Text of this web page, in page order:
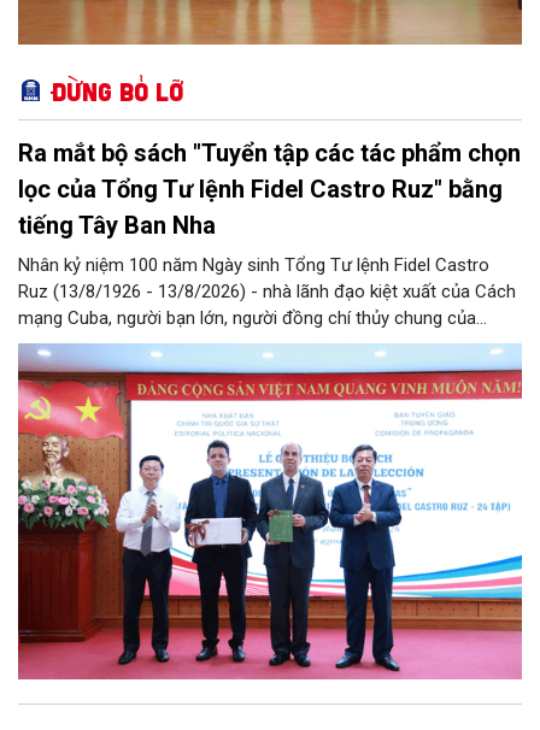
Đừng bỏ lỡ
Ra mắt bộ sách "Tuyển tập các tác phẩm chọn
lọc của Tổng Tư lệnh Fidel Castro Ruz" bằng
tiếng Tây Ban Nha
Nhân kỷ niệm 100 năm Ngày sinh Tổng Tư lệnh Fidel Castro
Ruz (13/8/1926 - 13/8/2026) - nhà lãnh đạo kiệt xuất của Cách
mạng Cuba, người bạn lớn, người đồng chí thủy chung của
Đảng, Nhà nước và nhân dân Việt Nam, chiều 5/8, tại Hà Nội,
Nhà xuất bản Chính trị quốc gia Sự thật phối hợp với Ban Tuyên
giáo Trung ương tổ chức Lễ giới thiệu bộ sách “Tuyển tập các
tác phẩm chọn lọc của Tổng Tư lệnh Fidel Castro Ruz” gồm 24
tập bằng tiếng Tây Ban Nha.